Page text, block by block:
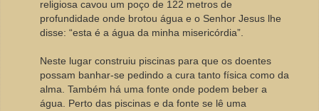
religiosa cavou um poço de 122 metros de
profundidade onde brotou água e o Senhor Jesus lhe
disse: “esta é a água da minha misericórdia”.
Neste lugar construiu piscinas para que os doentes
possam banhar-se pedindo a cura tanto física como da
alma. Também há uma fonte onde podem beber a
água. Perto das piscinas e da fonte se lê uma